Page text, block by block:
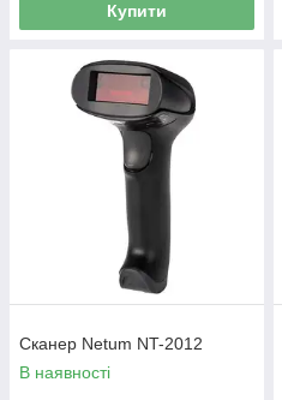
Купити
Сканер Netum NT-2012
В наявності